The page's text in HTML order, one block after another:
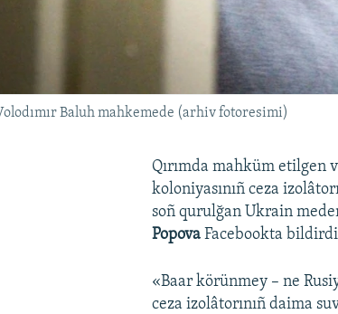
Baluh mahkemede (arhiv fotoresimi)
Qırımda mahküm
koloniyasınıñ ceza
soñ qurulğan Ukrain
PopovaFacebookta
«Baar körünmey – ne
ceza izolâtorınıñ daima